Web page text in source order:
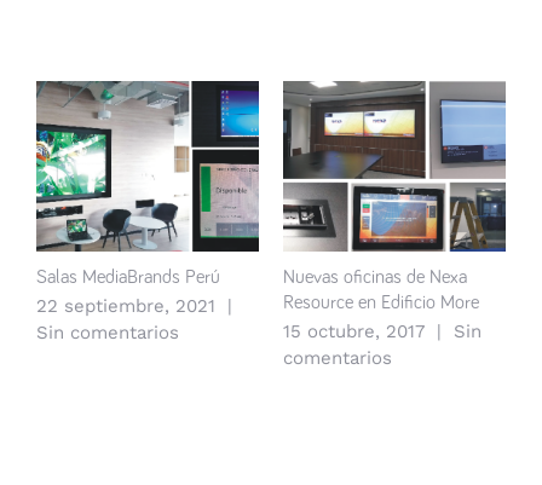
Salas MediaBrands Perú
22 septiembre, 2021
|
Sin comentarios
Nuevas oficinas de Nexa
Resource en Edificio More
15 octubre, 2017 |
Sin
comentarios